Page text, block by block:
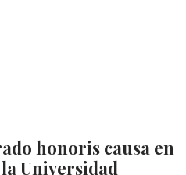
honoris causa en
Universidad